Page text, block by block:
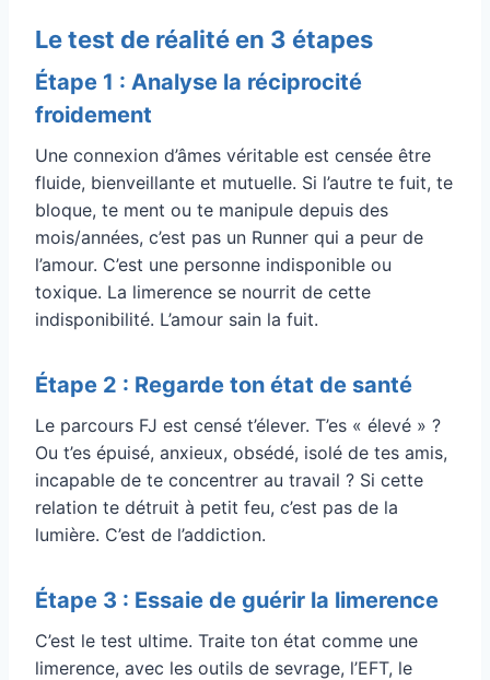
Le test de réalité en 3 étapes
Étape 1 : Analyse la réciprocité
froidement
Une connexion d’âmes véritable est censée être
fluide, bienveillante et mutuelle. Si l’autre te fuit, te
bloque, te ment ou te manipule depuis des
mois/années, c’est pas un Runner qui a peur de
l’amour. C’est une personne indisponible ou
toxique. La limerence se nourrit de cette
indisponibilité. L’amour sain la fuit.
Étape 2 : Regarde ton état de santé
Le parcours FJ est censé t’élever. T’es « élevé » ?
Ou t’es épuisé, anxieux, obsédé, isolé de tes amis,
incapable de te concentrer au travail ? Si cette
relation te détruit à petit feu, c’est pas de la
lumière. C’est de l’addiction.
Étape 3 : Essaie de guérir la limerence
C’est le test ultime. Traite ton état comme une
limerence, avec les outils de sevrage, l’EFT, le